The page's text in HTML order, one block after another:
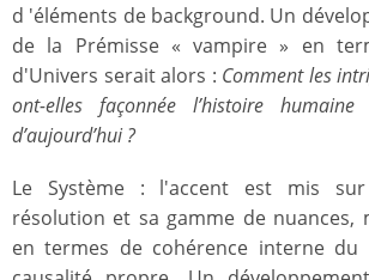
d 'éléments de background. Un
de la Prémisse « vampire » en
d'Univers serait alors : Comment les
ont-elles façonnée l’histoire
d’aujourd’hui ?
Le Système : l'accent est mis
résolution et sa gamme de nuances,
en termes de cohérence interne